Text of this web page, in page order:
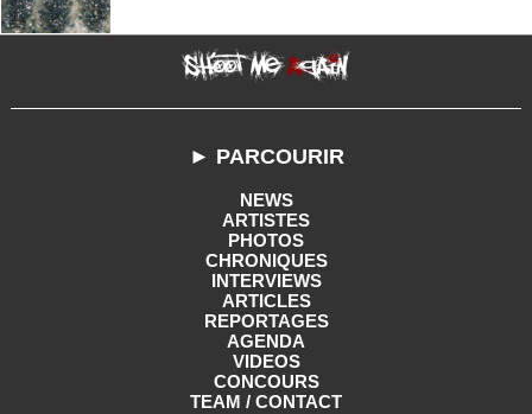
► PARCOURIR
NEWS
ARTISTES
PHOTOS
CHRONIQUES
INTERVIEWS
ARTICLES
REPORTAGES
AGENDA
VIDEOS
CONCOURS
TEAM / CONTACT